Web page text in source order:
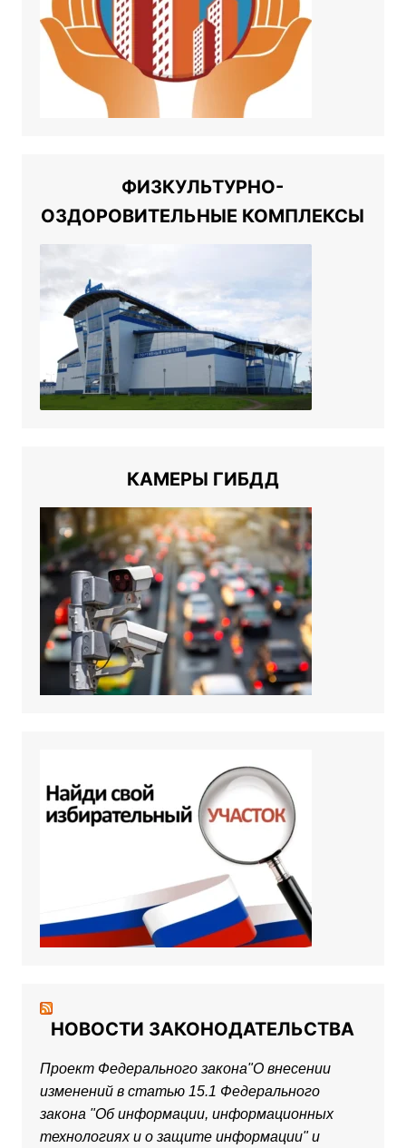
ФИЗКУЛЬТУРНО-
ОЗДОРОВИТЕЛЬНЫЕ КОМПЛЕКСЫ
КАМЕРЫ ГИБДД
НОВОСТИ ЗАКОНОДАТЕЛЬСТВА
Проект Федерального закона"О внесении
изменений в статью 15.1 Федерального
закона "Об информации, информационных
технологиях и о защите информации" и